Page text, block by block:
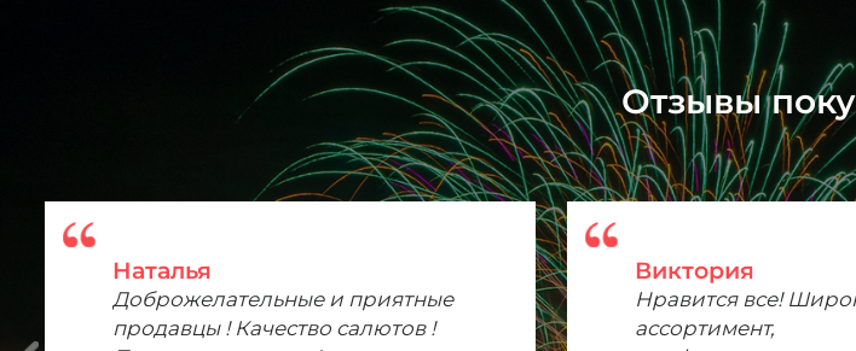
Отзывы
Наталья
Доброжелательные и приятные
продавцы ! Качество салютов !
Виктория
Нравится все!
ассортимент,